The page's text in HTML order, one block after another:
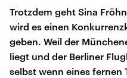
Trotzdem geht Sina
wird es einen
geben. Weil der
liegt und der Berliner
selbst wenn eines fernen